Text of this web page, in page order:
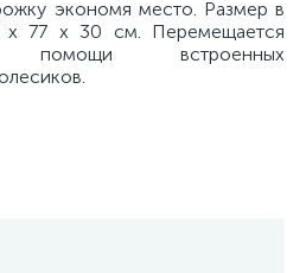
экономя место. Размер в
х 77 х 30 см. Перемещается
встроенных